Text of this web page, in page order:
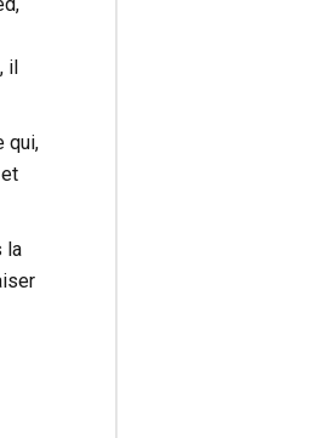
il
qui,
la